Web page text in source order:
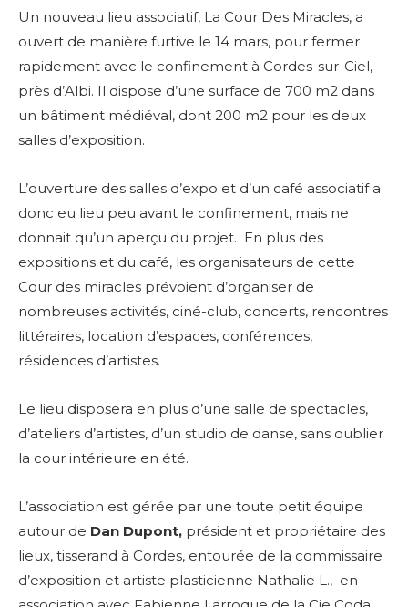
Un nouveau lieu associatif, La Cour Des Miracles, a
ouvert de manière furtive le 14 mars, pour fermer
rapidement avec le confinement à Cordes-sur-Ciel,
près d’Albi. Il dispose d’une surface de 700 m2 dans
un bâtiment médiéval, dont 200 m2 pour les deux
salles d’exposition.
L’ouverture des salles d’expo et d’un café associatif a
donc eu lieu peu avant le confinement, mais ne
donnait qu’un aperçu du projet. En plus des
expositions et du café, les organisateurs de cette
Cour des miracles prévoient d’organiser de
nombreuses activités, ciné-club, concerts, rencontres
littéraires, location d’espaces, conférences,
résidences d’artistes.
Le lieu disposera en plus d’une salle de spectacles,
d’ateliers d’artistes, d’un studio de danse, sans oublier
la cour intérieure en été.
L’association est gérée par une toute petit équipe
autour de Dan Dupont, président et propriétaire des
lieux, tisserand à Cordes, entourée de la commissaire
d’exposition et artiste plasticienne Nathalie L., en